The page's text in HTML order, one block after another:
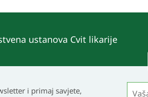
ustanova Cvit likarije
i primaj savjete,